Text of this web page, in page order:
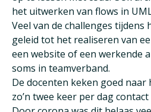
het uitwerken van flows in
Veel van de challenges
geleid tot het realiseren van
een website of een werkende
soms in teamverband.
De docenten keken goed naar
zo’n twee keer per dag